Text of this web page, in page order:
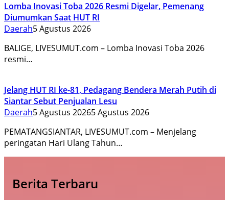
Lomba Inovasi Toba 2026 Resmi Digelar, Pemenang
Diumumkan Saat HUT RI
Daerah5 Agustus 2026
BALIGE, LIVESUMUT.com – Lomba Inovasi Toba 2026
resmi…
Jelang HUT RI ke-81, Pedagang Bendera Merah Putih di
Siantar Sebut Penjualan Lesu
Daerah5 Agustus 20265 Agustus 2026
PEMATANGSIANTAR, LIVESUMUT.com – Menjelang
peringatan Hari Ulang Tahun…
Berita Terbaru